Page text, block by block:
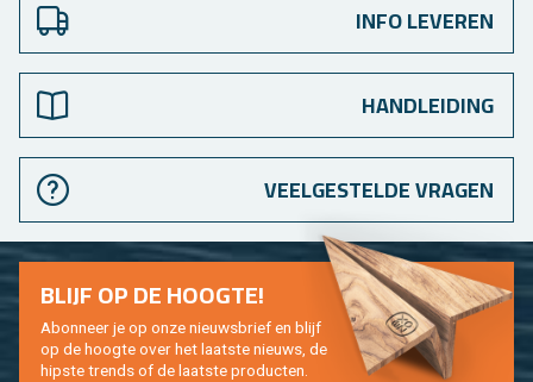
INFO LEVEREN
HANDLEIDING
VEELGESTELDE VRAGEN
BLIJF OP DE HOOG­TE!
Abon­neer je op onze nieuws­brief en blijf
op de hoog­te over het laat­ste nieuws, de
hip­s­te trends of de laat­ste pro­duc­ten.